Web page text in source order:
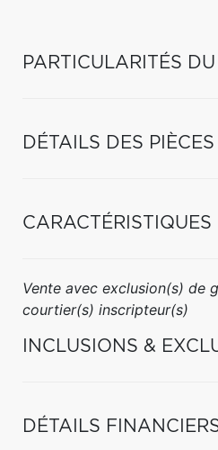
PARTICULARITÉS
DÉTAILS DES PIÈCES
CARACTÉRISTIQUES
Vente avec exclusion(s) de
courtier(s) inscripteur(s)
INCLUSIONS &
DÉTAILS